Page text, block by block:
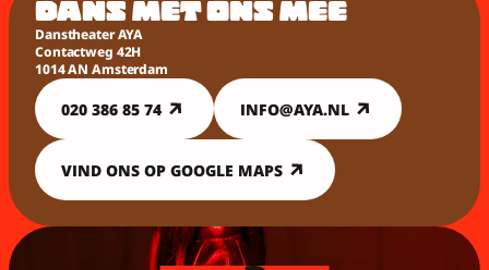
DANS MET ONS MEE
Danstheater AYA
Contactweg 42H
1014 AN Amsterdam
020 386 85 74 INFO@AYA.NL
VIND ONS OP GOOGLE MAPS